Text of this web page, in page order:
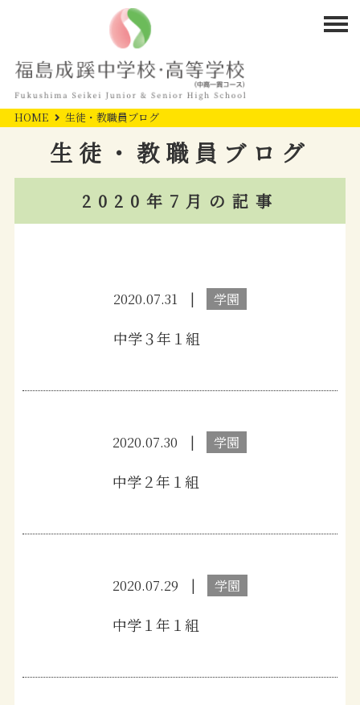
HOME 生徒・教職員ブログ
生徒・教職員ブログ
2020年7月の記事
2020.07.31 学園
中学３年１組
2020.07.30 学園
中学２年１組
2020.07.29 学園
中学１年１組